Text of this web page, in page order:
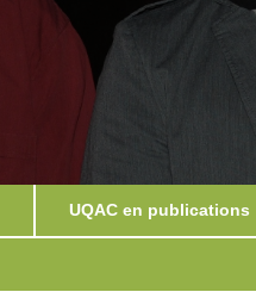
UQAC en publications